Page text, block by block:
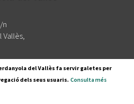
n
Vallès,
del Vallès fa servir galetes per
dels seus usuaris. Consulta més